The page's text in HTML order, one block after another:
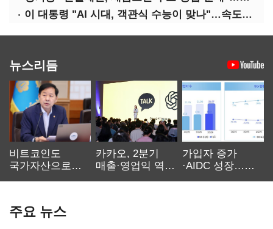
이 대통령 "AI 시대, 객관식 수능이 맞나"…속도전 '경계'
뉴스리듬
비트코인도
국가자산으로…'
카카오, 2분기
매출·영업익 역대
가입자 증가
·AIDC 성장…
주요 뉴스